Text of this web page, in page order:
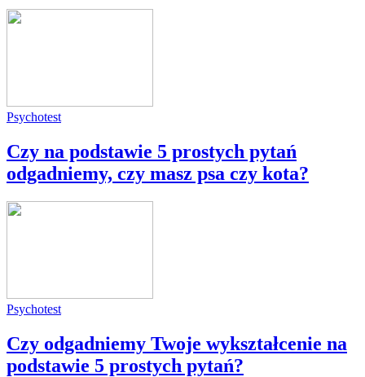
Psychotest
Czy na podstawie 5 prostych pytań
odgadniemy, czy masz psa czy kota?
Psychotest
Czy odgadniemy Twoje wykształcenie na
podstawie 5 prostych pytań?